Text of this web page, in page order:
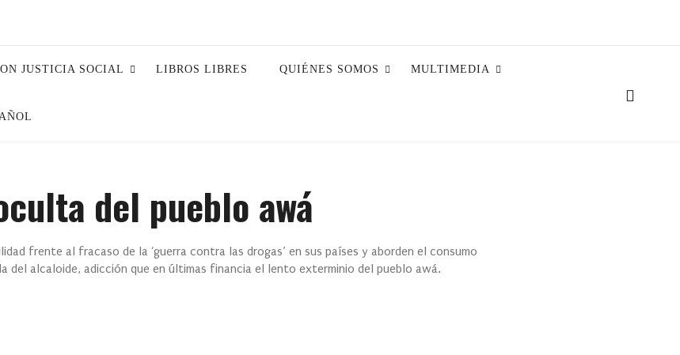
JUSTICIA SOCIAL LIBROS LIBRES QUIÉNES SOMOS MULTIMEDIA
del pueblo awá
frente al fracaso de la ‘guerra contra las drogas’ en sus países y aborden el consumo
del alcaloide, adicción que en últimas financia el lento exterminio del pueblo awá.